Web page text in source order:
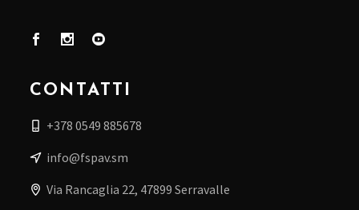
CONTATTI
+378 0549 885678
info@fspav.sm
Via Rancaglia 22, 47899 Serravalle